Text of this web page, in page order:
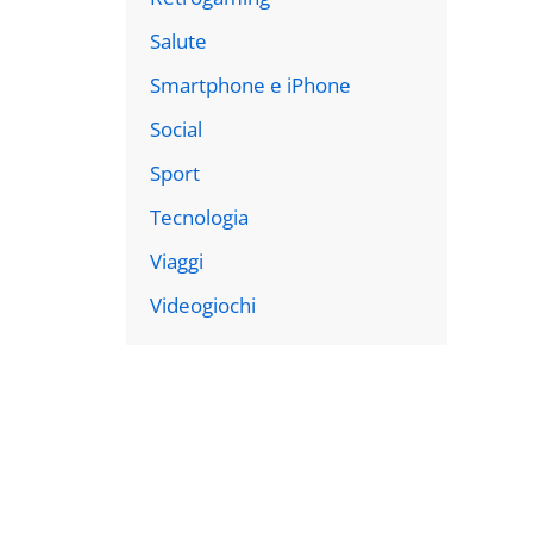
Salute
Smartphone e iPhone
Social
Sport
Tecnologia
Viaggi
Videogiochi